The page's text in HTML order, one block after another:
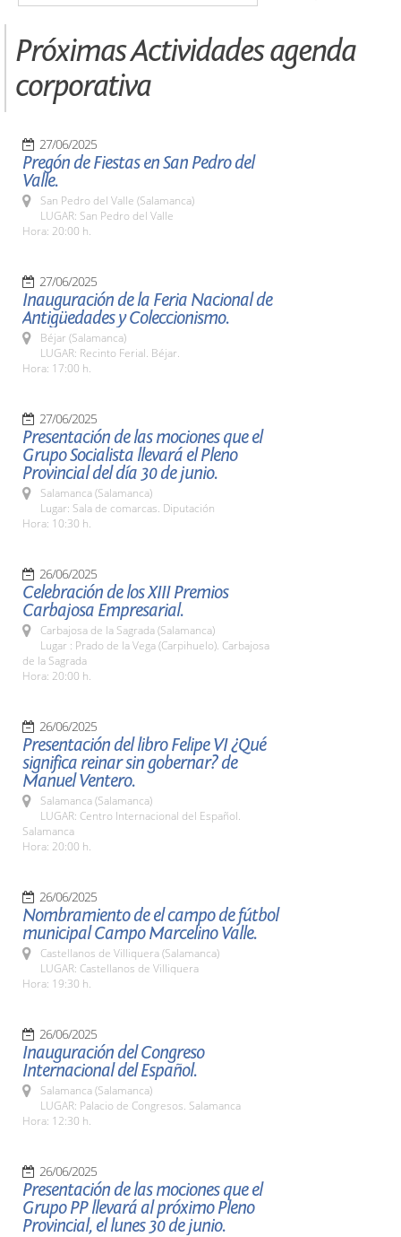
Próximas Actividades agenda
corporativa
27/06/2025
Pregón de Fiestas en San Pedro del
Valle.
San Pedro del Valle (Salamanca)
LUGAR: San Pedro del Valle
Hora: 20:00 h.
27/06/2025
Inauguración de la Feria Nacional de
Antigüedades y Coleccionismo.
Béjar (Salamanca)
LUGAR: Recinto Ferial. Béjar.
Hora: 17:00 h.
27/06/2025
Presentación de las mociones que el
Grupo Socialista llevará el Pleno
Provincial del día 30 de junio.
Salamanca (Salamanca)
Lugar: Sala de comarcas. Diputación
Hora: 10:30 h.
26/06/2025
Celebración de los XIII Premios
Carbajosa Empresarial.
Carbajosa de la Sagrada (Salamanca)
Lugar : Prado de la Vega (Carpihuelo). Carbajosa
de la Sagrada
Hora: 20:00 h.
26/06/2025
Presentación del libro Felipe VI ¿Qué
significa reinar sin gobernar? de
Manuel Ventero.
Salamanca (Salamanca)
LUGAR: Centro Internacional del Español.
Salamanca
Hora: 20:00 h.
26/06/2025
Nombramiento de el campo de fútbol
municipal Campo Marcelino Valle.
Castellanos de Villiquera (Salamanca)
LUGAR: Castellanos de Villiquera
Hora: 19:30 h.
26/06/2025
Inauguración del Congreso
Internacional del Español.
Salamanca (Salamanca)
LUGAR: Palacio de Congresos. Salamanca
Hora: 12:30 h.
26/06/2025
Presentación de las mociones que el
Grupo PP llevará al próximo Pleno
Provincial, el lunes 30 de junio.